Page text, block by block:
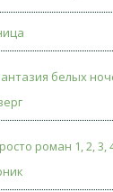
белых
роман 1, 2, 3,